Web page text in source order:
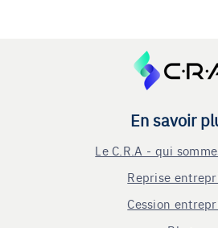
En savoir
Le C.R.A - qui
Reprise
Cession